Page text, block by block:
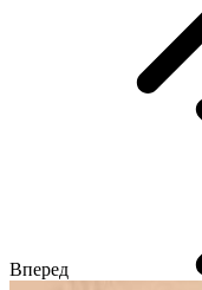
Вперед